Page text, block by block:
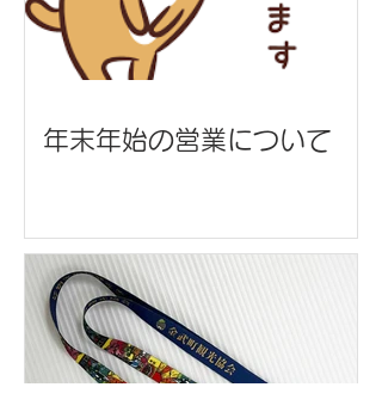
年末年始の営業について